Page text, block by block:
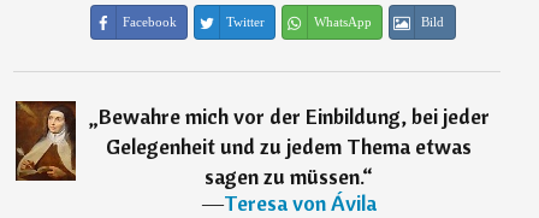
Facebook Twitter WhatsApp Bild
„Bewahre mich vor der Einbildung, bei jeder
Gelegenheit und zu jedem Thema etwas
sagen zu müssen.“
―Teresa von Ávila